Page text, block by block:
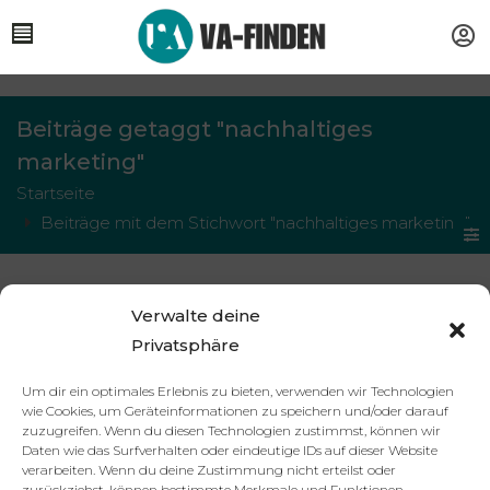
Verwalte deine
Privatsphäre
Um dir ein optimales Erlebnis zu bieten, verwenden wir Technologien
wie Cookies, um Geräteinformationen zu speichern und/oder darauf
zuzugreifen. Wenn du diesen Technologien zustimmst, können wir
Daten wie das Surfverhalten oder eindeutige IDs auf dieser Website
verarbeiten. Wenn du deine Zustimmung nicht erteilst oder
Beiträge getaggt "nachhaltiges
marketing"
Startseite
Beiträge mit dem Stichwort "nachhaltiges marketing"
Social Media: Wie ist das
möglich?
0 Kommentare
Mehr lesen